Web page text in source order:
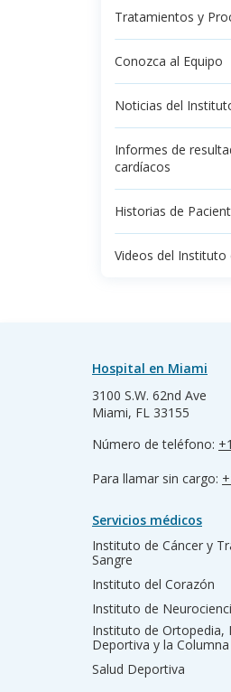
Tratamientos y
Conozca al Equipo
Noticias del
Informes de
cardíacos
Historias de
Videos del Instituto
Hospital en Miami
3100 S.W. 62nd Ave
Miami, FL 33155
Número de teléfono:
Para llamar sin cargo:
Servicios médicos
Instituto de Cáncer y
Sangre
Instituto del Corazón
Instituto de
Instituto de Ortopedia,
Deportiva y la
Salud Deportiva